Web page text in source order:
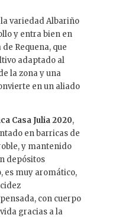
variedad Albariño
y entra bien en
Requena, que
adaptado al
la zona y una
en un aliado
Casa Julia 2020,
en barricas de
y mantenido
depósitos
es muy aromático,
con cuerpo
gracias a la